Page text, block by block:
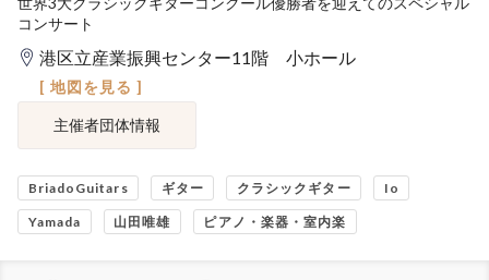
コンサート
港区立産業振興センター11階 小ホール
[ 地図を見る ]
主催者団体情報
BriadoGuitars ギター クラシックギター Io
Yamada 山田唯雄 ピアノ・楽器・室内楽